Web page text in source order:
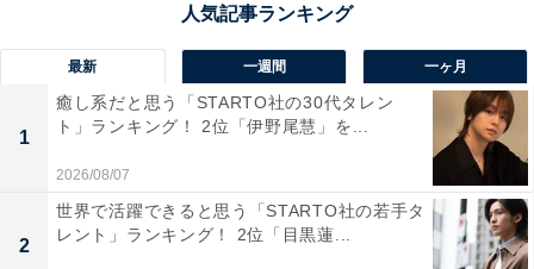
1位：もみじ川温泉（那賀町）／35票
那賀町の「道の駅 もみじ川温泉」は、深い渓谷の中にあ
る温泉・宿泊・お食事・お土産などが魅力のスポットで
す。秋になるともみじが川岸を紅に染め、その中に湯気
の上がる温泉が佇む風景は、まるで日本画のよう。朝夕
の光がもみじを照らす時間帯は神秘的な空気に包まれま
す。温泉と自然の両方をゆったり味わいたい人には特に
最新 一週間 一ヶ月
1
癒し系だと思う「STARTO社の30代タレン
ト」ランキング！ 2位「伊野尾慧」を...
2026/08/07
2
世界で活躍できると思う「STARTO社の若手タ
レント」ランキング！ 2位「目黒蓮...